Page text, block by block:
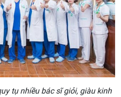
tụ nhiều bác sĩ giỏi, giàu kinh